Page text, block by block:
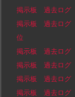
掲示板 過去ログ
掲示板 過去ログ
位
掲示板 過去ログ
掲示板 過去ログ
掲示板 過去ログ
掲示板 過去ログ